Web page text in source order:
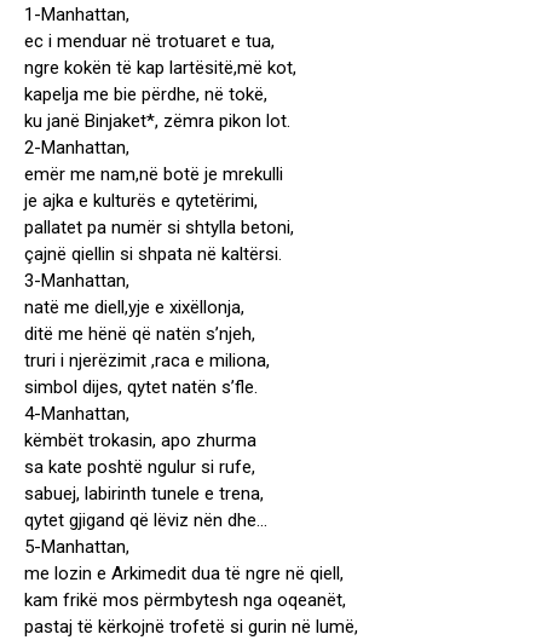
1-Manhattan,
ec i menduar në trotuaret e tua,
ngre kokën të kap lartësitë,më kot,
kapelja me bie përdhe, në tokë,
ku janë Binjaket*, zëmra pikon lot.
2-Manhattan,
emër me nam,në botë je mrekulli
je ajka e kulturës e qytetërimi,
pallatet pa numër si shtylla betoni,
çajnë qiellin si shpata në kaltërsi.
3-Manhattan,
natë me diell,yje e xixëllonja,
ditë me hënë që natën s’njeh,
truri i njerëzimit ,raca e miliona,
simbol dijes, qytet natën s’fle.
4-Manhattan,
këmbët trokasin, apo zhurma
sa kate poshtë ngulur si rufe,
sabuej, labirinth tunele e trena,
qytet gjigand që lëviz nën dhe…
5-Manhattan,
me lozin e Arkimedit dua të ngre në qiell,
kam frikë mos përmbytesh nga oqeanët,
pastaj të kërkojnë trofetë si gurin në lumë,